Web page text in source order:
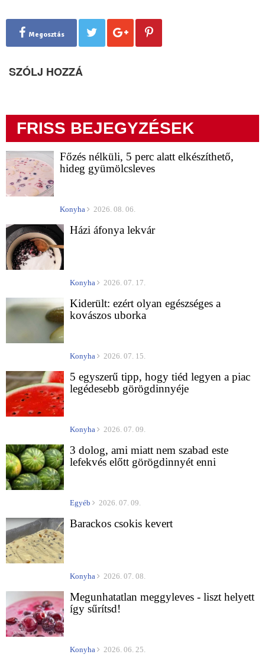
Megosztás
SZÓLJ HOZZÁ
FRISS BEJEGYZÉSEK
Főzés nélküli, 5 perc alatt elkészíthető,
hideg gyümölcsleves
Konyha 2026. 08. 06.
Házi áfonya lekvár
Konyha 2026. 07. 17.
Kiderült: ezért olyan egészséges a
kovászos uborka
Konyha 2026. 07. 15.
5 egyszerű tipp, hogy tiéd legyen a piac
legédesebb görögdinnyéje
Konyha 2026. 07. 09.
3 dolog, ami miatt nem szabad este
lefekvés előtt görögdinnyét enni
Egyéb 2026. 07. 09.
Barackos csokis kevert
Konyha 2026. 07. 08.
Megunhatatlan meggyleves - liszt helyett
így sűrítsd!
Konyha 2026. 06. 25.